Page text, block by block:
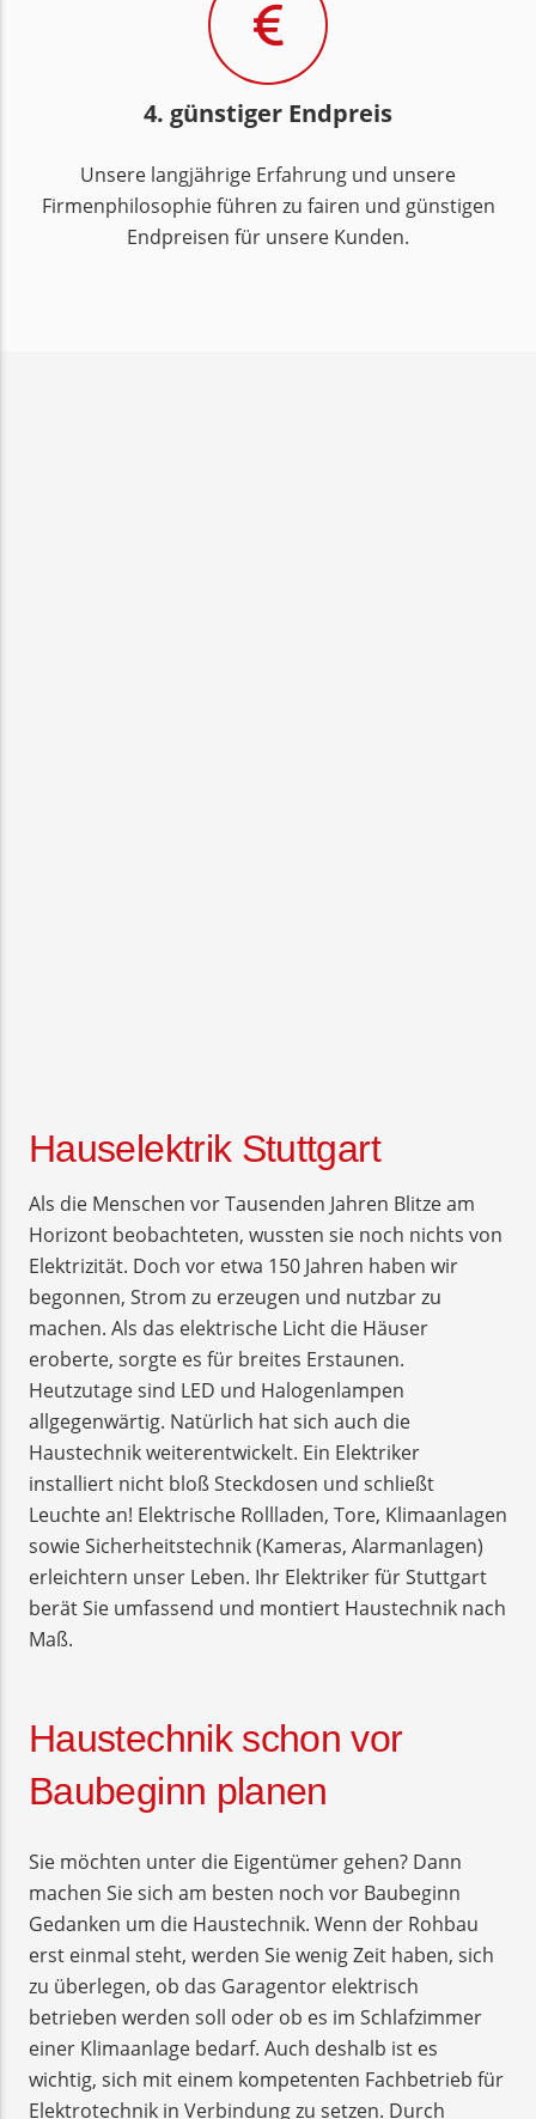
4. günstiger Endpreis
Unsere langjährige Erfahrung und unsere
Firmenphilosophie führen zu fairen und günstigen
Endpreisen für unsere Kunden.
Hauselektrik Stuttgart
Als die Menschen vor Tausenden Jahren Blitze am
Horizont beobachteten, wussten sie noch nichts von
Elektrizität. Doch vor etwa 150 Jahren haben wir
begonnen, Strom zu erzeugen und nutzbar zu
machen. Als das elektrische Licht die Häuser
eroberte, sorgte es für breites Erstaunen.
Heutzutage sind LED und Halogenlampen
allgegenwärtig. Natürlich hat sich auch die
Haustechnik weiterentwickelt. Ein Elektriker
installiert nicht bloß Steckdosen und schließt
Leuchte an! Elektrische Rollladen, Tore, Klimaanlagen
sowie Sicherheitstechnik (Kameras, Alarmanlagen)
erleichtern unser Leben. Ihr Elektriker für Stuttgart
berät Sie umfassend und montiert Haustechnik nach
Maß.
Haustechnik schon vor
Baubeginn planen
Sie möchten unter die Eigentümer gehen? Dann
machen Sie sich am besten noch vor Baubeginn
Gedanken um die Haustechnik. Wenn der Rohbau
erst einmal steht, werden Sie wenig Zeit haben, sich
zu überlegen, ob das Garagentor elektrisch
betrieben werden soll oder ob es im Schlafzimmer
einer Klimaanlage bedarf. Auch deshalb ist es
wichtig, sich mit einem kompetenten Fachbetrieb für
Elektrotechnik in Verbindung zu setzen. Durch